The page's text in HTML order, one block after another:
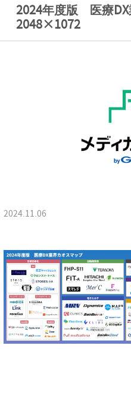
2024年度版 医療DX
2048×1072
2024.11.06